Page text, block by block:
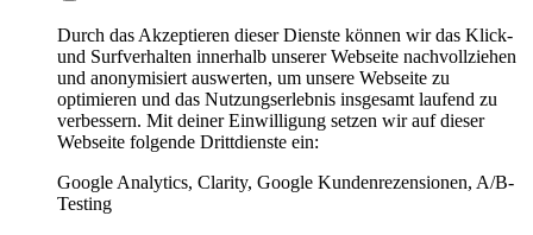
Durch das Akzeptieren dieser Dienste können wir das Klick-
und Surfverhalten innerhalb unserer Webseite nachvollziehen
und anonymisiert auswerten, um unsere Webseite zu
optimieren und das Nutzungserlebnis insgesamt laufend zu
verbessern. Mit deiner Einwilligung setzen wir auf dieser
Webseite folgende Drittdienste ein:
Google Analytics, Clarity, Google Kundenrezensionen, A/B-
Testing